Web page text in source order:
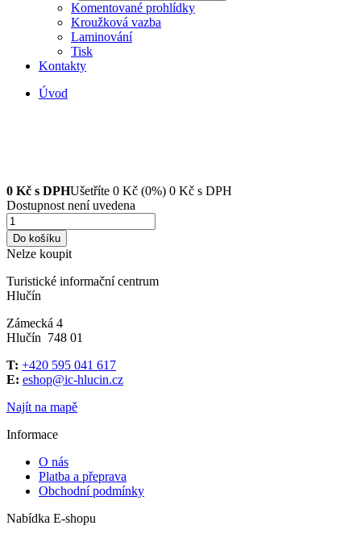
Komentované prohlídky
Kroužková vazba
Laminování
Tisk
Kontakty
Úvod
0 Kč s DPHUšetříte 0 Kč (0%) 0 Kč s DPH
Dostupnost není uvedena
Do košíku
Nelze koupit
Turistické informační centrum
Hlučín
Zámecká 4
Hlučín 748 01
T: +420 595 041 617
E: eshop@ic-hlucin.cz
Najít na mapě
Informace
O nás
Platba a přeprava
Obchodní podmínky
Nabídka E-shopu